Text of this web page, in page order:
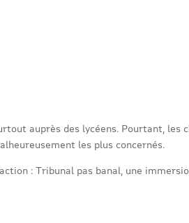
auprès des lycéens. Pourtant,
les plus concernés.
: Tribunal pas banal, une